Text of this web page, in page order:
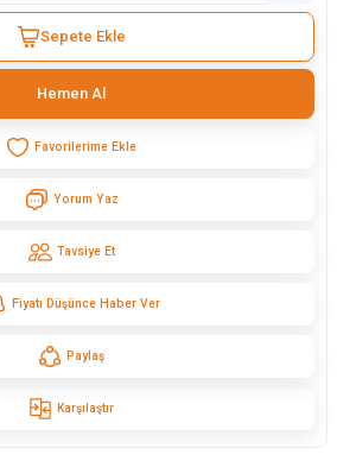
Sepete Ekle
Hemen Al
Yorum Yaz
Tavsiye Et
Fiyatı Düşünce Haber Ver
Paylaş
Karşılaştır